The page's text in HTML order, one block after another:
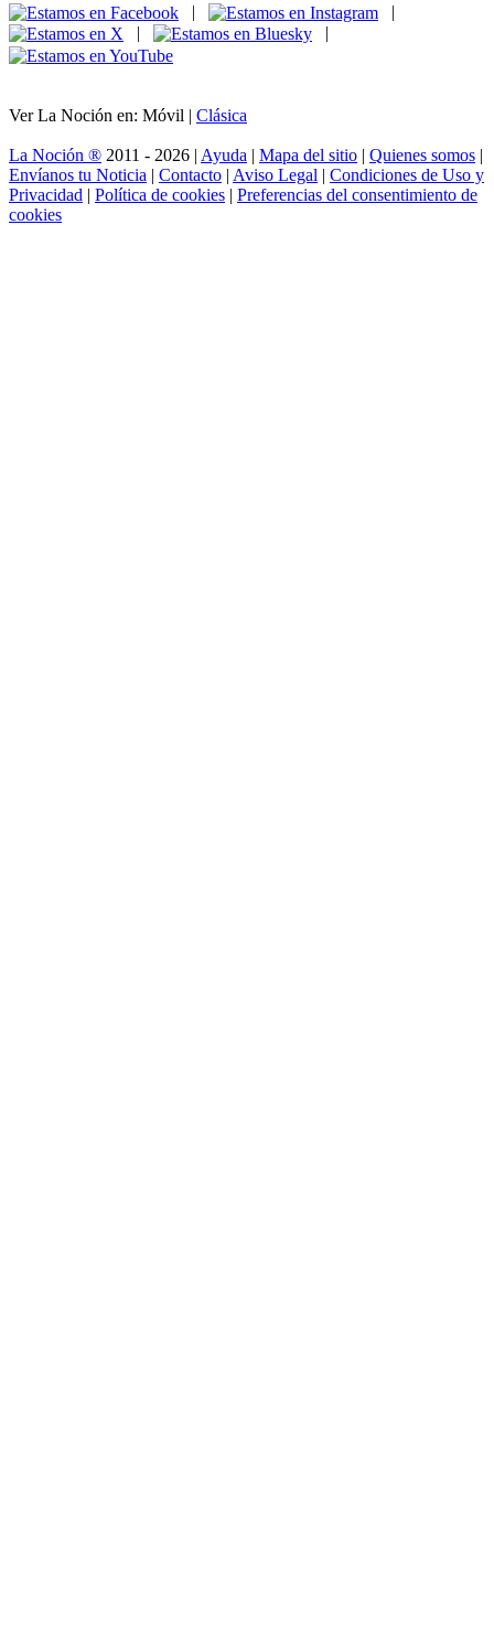
|
|
|
|
Ver La Noción en: Móvil | Clásica
La Noción ® 2011 - 2026 | Ayuda | Mapa del sitio | Quienes somos |
Envíanos tu Noticia | Contacto | Aviso Legal | Condiciones de Uso y
Privacidad | Política de cookies | Preferencias del consentimiento de
cookies